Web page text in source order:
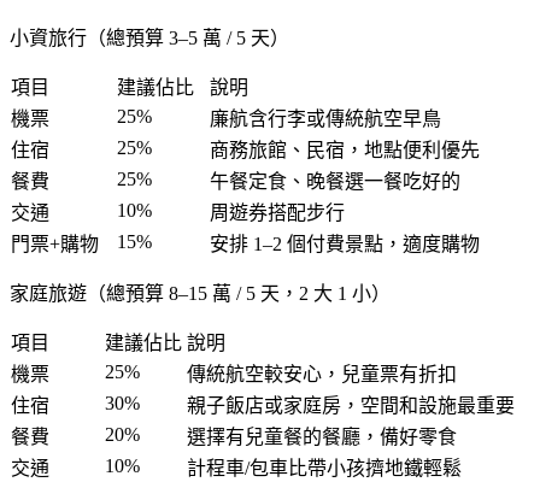
小資旅行（總預算 3–5 萬 / 5 天）
項目 建議佔比
說明
機票
25%
廉航含行李或傳統航空早鳥
住宿
25%
商務旅館、民宿，地點便利優先
餐費
25%
午餐定食、晚餐選一餐吃好的
交通
10%
周遊券搭配步行
門票+購物
15% 安排 1–2 個付費景點，適度購物
家庭旅遊（總預算 8–15 萬 / 5 天，2 大 1 小）
項目 建議佔比 說明
機票
25%
傳統航空較安心，兒童票有折扣
住宿
30%
親子飯店或家庭房，空間和設施最重要
餐費
20%
選擇有兒童餐的餐廳，備好零食
交通
10%
計程車/包車比帶小孩擠地鐵輕鬆